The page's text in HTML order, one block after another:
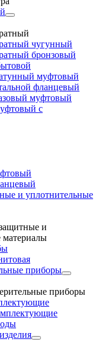
чугунный
бронзовый
муфтовый
фланцевый
муфтовый
с
и уплотнительные
и
материалы
приборы
приборы